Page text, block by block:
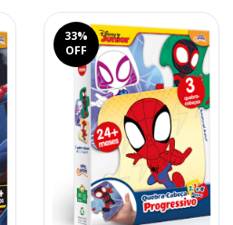
33%
OFF